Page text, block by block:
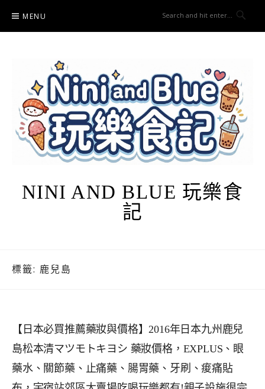
content
MENU
NINI AND BLUE 玩樂食
記
標籤: 鹿兒島
【日本必買推薦藥妝與價格】2016年日本九州鹿兒
島松本清マツモトキヨシ 藥妝價格，EXPLUS、眼
藥水、關節藥、止痛藥、腸胃藥、牙刷、痠痛貼